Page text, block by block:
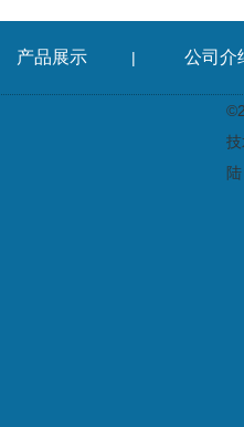
产品展示 | 公司介
陆